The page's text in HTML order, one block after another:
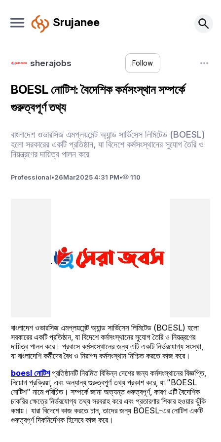
Srujanee
sherajobs Follow
BOESL নোটিশ: বৈদেশিক কর্মসংস্থান সম্পর্কে
গুরুত্বপূর্ণ তথ্য
বাংলাদেশ ওভারসিজ এমপ্লয়মেন্ট অ্যান্ড সার্ভিসেস লিমিটেড (BOESL)
হলো সরকারের একটি প্রতিষ্ঠান, যা বিদেশে কর্মসংস্থানের সুযোগ তৈরি ও
নিয়ন্ত্রণের দায়িত্ব পালন করে
Professional•26Mar2025 4:31 PM• 110
বাংলাদেশ ওভারসিজ এমপ্লয়মেন্ট অ্যান্ড সার্ভিসেস লিমিটেড (BOESL) হলো
সরকারের একটি প্রতিষ্ঠান, যা বিদেশে কর্মসংস্থানের সুযোগ তৈরি ও নিয়ন্ত্রণের
দায়িত্ব পালন করে। প্রবাসে কর্মসংস্থানের জন্য এটি একটি নির্ভরযোগ্য সংস্থা,
যা বাংলাদেশি কর্মীদের বৈধ ও নিরাপদ কর্মসংস্থান নিশ্চিত করতে কাজ করে।
boesl নোটিশ প্রতিষ্ঠানটি নিয়মিত বিভিন্ন দেশের জন্য কর্মসংস্থানের বিজ্ঞপ্তি,
নিয়োগ প্রক্রিয়া, এবং অন্যান্য গুরুত্বপূর্ণ তথ্য প্রকাশ করে, যা "BOESL
নোটিশ" নামে পরিচিত। সম্পর্কে জানা অত্যন্ত গুরুত্বপূর্ণ, কারণ এটি বৈদেশিক
চাকরির ক্ষেত্রে নির্ভরযোগ্য তথ্য সরবরাহ করে এবং প্রতারণার শিকার হওয়ার ঝুঁকি
কমায়। যারা বিদেশে কাজ করতে চান, তাদের জন্য BOESL-এর নোটিশ একটি
গুরুত্বপূর্ণ দিকনির্দেশক হিসেবে কাজ করে।